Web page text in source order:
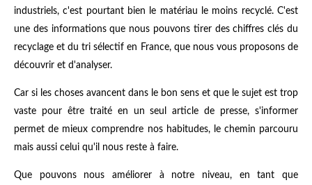
industriels, c'est pourtant bien le matériau le moins recyclé. C'est
une des informations que nous pouvons tirer des chiffres clés du
recyclage et du tri sélectif en France, que nous vous proposons de
découvrir et d'analyser.
Car si les choses avancent dans le bon sens et que le sujet est trop
vaste pour être traité en un seul article de presse, s'informer
permet de mieux comprendre nos habitudes, le chemin parcouru
mais aussi celui qu'il nous reste à faire.
Que pouvons nous améliorer à notre niveau, en tant que